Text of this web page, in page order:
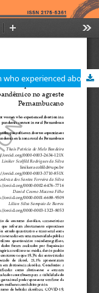
Alcohol consumption in pregnant women who experienced abortion in a pandemic context in rural Pernambuco / Consumo de álcool em gestantes que sofreram abortamento espontâneo em contexto pandêmico no agreste pernambucano